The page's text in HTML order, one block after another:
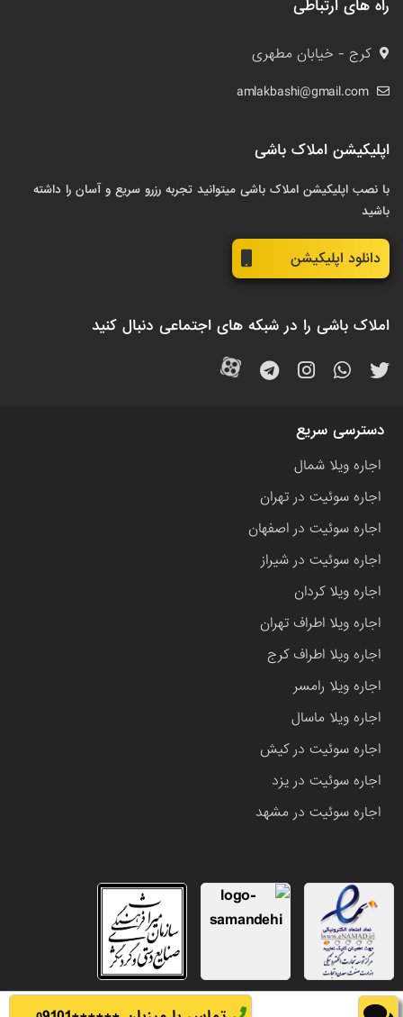
راه های ارتباطی
کرج - خیابان مطهری
amlakbashi@gmail.com
اپلیکیشن املاک باشی
با نصب اپلیکیشن املاک باشی میتوانید تجربه رزرو سریع و آسان را داشته
باشید
دانلود اپلیکیشن
املاک باشی را در شبکه های اجتماعی دنبال کنید
دسترسی سریع
اجاره ویلا شمال
اجاره سوئیت در تهران
اجاره سوئیت در اصفهان
اجاره سوئیت در شیراز
اجاره ویلا کردان
اجاره ویلا اطراف تهران
اجاره ویلا اطراف کرج
اجاره ویلا رامسر
اجاره ویلا ماسال
اجاره سوئیت در کیش
اجاره سوئیت در یزد
اجاره سوئیت در مشهد